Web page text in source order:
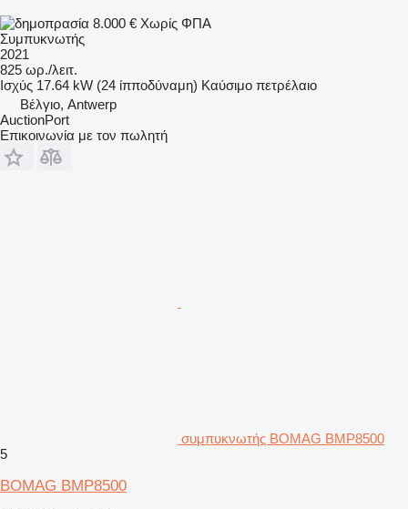
8.000 € Χωρίς ΦΠΑ
Συμπυκνωτής
2021
825 ωρ./λειτ.
Ισχύς 17.64 kW (24 ίπποδύναμη) Καύσιμο πετρέλαιο
Βέλγιο, Antwerp
AuctionPort
Επικοινωνία με τον πωλητή
συμπυκνωτής BOMAG BMP8500
5
BOMAG BMP8500